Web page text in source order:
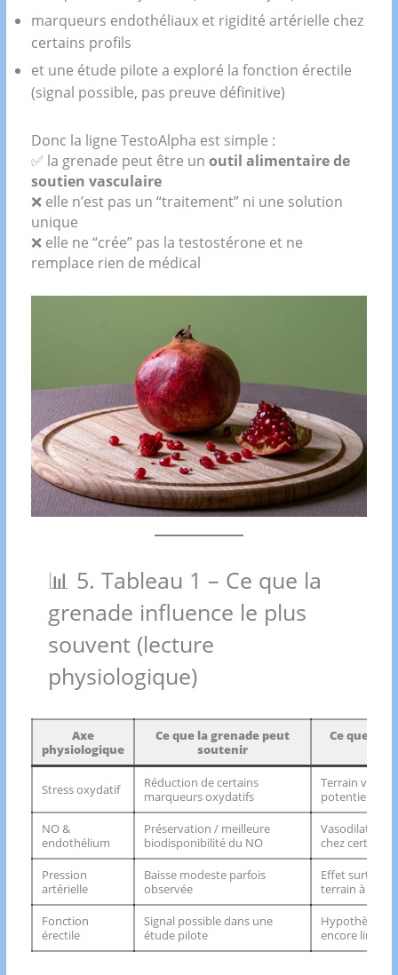
marqueurs endothéliaux et rigidité artérielle chez
certains profils
et une étude pilote a exploré la fonction érectile
(signal possible, pas preuve définitive)
Donc la ligne TestoAlpha est simple :
✅ la grenade peut être unoutil alimentaire de
soutien vasculaire
❌ elle n’est pas un “traitement” ni une solution
unique
❌ elle ne “crée” pas la testostérone et ne
remplace rien de médical
📊 5. Tableau 1 – Ce que la
grenade influence le plus
souvent (lecture
physiologique)
Axe
physiologique
Ce que la grenade peut
soutenir
Ce que ça
Stress oxydatif
Réduction de certains
marqueurs oxydatifs
Terrain
NO &
endothélium
Préservation / meilleure
biodisponibilité du NO
chez certains
Pression
artérielle
Baisse modeste parfois
observée
Effet surtout
terrain à
Fonction
érectile
Signal possible dans une
étude pilote
Hypothèse
encore limitée